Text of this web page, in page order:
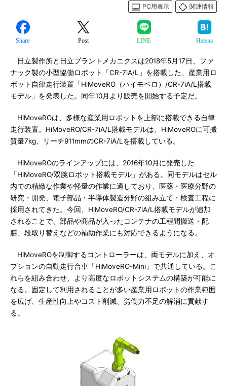
PC用表示
関連情報
Share Post LINE Hatena
日立製作所と日立プラントメカニクスは2018年5月17日、ファ
ナック製の小型協働ロボット「CR-7iA/L」を搭載した、産業用ロ
ボット自律走行装置「HiMoveRO（ハイモベロ）/CR-7iA/L搭載
モデル」を発表した。同年10月より販売を開始する予定だ。
HiMoveROは、多様な産業用ロボットを上部に搭載できる自律
走行装置。HiMoveRO/CR-7iA/L搭載モデルは、HiMoveROに可搬
質量7kg、リーチ911mmのCR-7iA/Lを搭載している。
HiMoveROのラインアップには、2016年10月に発売した
「HiMoveRO/双腕ロボット搭載モデル」がある。同モデルはセル
内での精緻な作業や軽量の作業に適しており、医薬・医療分野の
研究・開発、電子部品・半導体製造分野の組み立て・検査工程に
採用されてきた。今回、HiMoveRO/CR-7iA/L搭載モデルが追加
されることで、部品や商品が入ったコンテナの工程間搬送・配
膳、段取り替えなどの補助作業にも対応できるようになる。
HiMoveROを制御するコントローラーは、両モデルに加え、オ
プションの自動走行台車「HiMoveRO-Mini」で共通している。こ
れらを組み合わせ、より高度なロボットシステムの構築が可能に
なる。固定して利用されることが多い産業用ロボットの作業範囲
を広げ、生産性向上やコスト削減、労働力不足の解消に貢献す
る。